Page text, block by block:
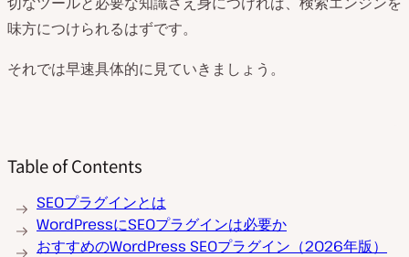
味方につけられるはずです。
それでは早速具体的に見ていきましょう。
Table of Contents
SEOプラグインとは
WordPressにSEOプラグインは必要か
おすすめのWordPress SEOプラグイン（2026年版）